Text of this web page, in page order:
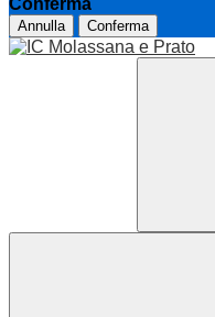
Conferma
Annulla Conferma